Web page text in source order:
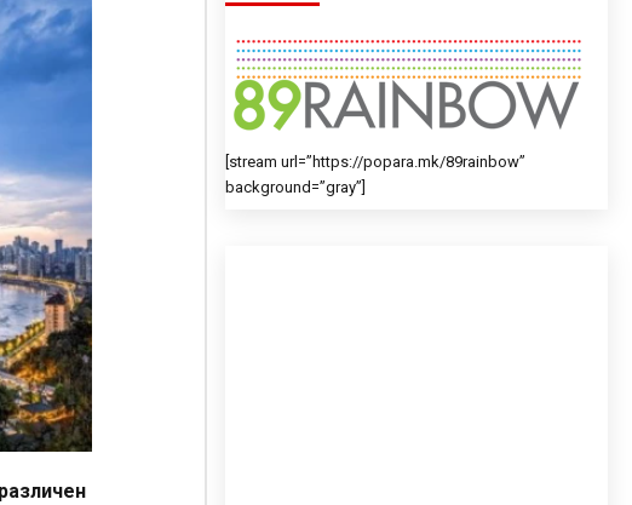
[stream url=”https://popara.mk/89rainbow”
background=”gray”]